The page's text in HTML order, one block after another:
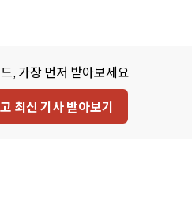
, 가장 먼저 받아보세요
최신 기사 받아보기